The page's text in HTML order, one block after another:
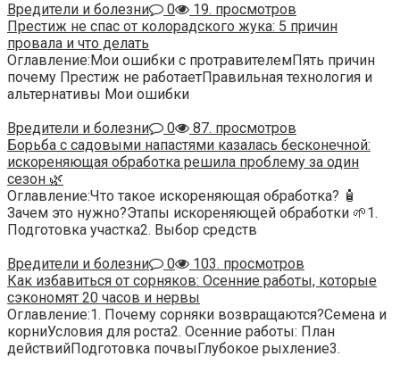
Вредители и болезни
0
19. просмотров
Престиж не спас от колорадского жука: 5 причин
провала и что делать
Оглавление:Мои ошибки с протравителемПять причин
почему Престиж не работаетПравильная технология и
альтернативы Мои ошибки
Вредители и болезни
0
87. просмотров
Борьба с садовыми напастями казалась бесконечной:
искореняющая обработка решила проблему за один
сезон 🌿
Оглавление:Что такое искореняющая обработка? 🧴
Зачем это нужно?Этапы искореняющей обработки 🌱1.
Подготовка участка2. Выбор средств
Вредители и болезни
0
103. просмотров
Как избавиться от сорняков: Осенние работы, которые
сэкономят 20 часов и нервы
Оглавление:1. Почему сорняки возвращаются?Семена и
корниУсловия для роста2. Осенние работы: План
действийПодготовка почвыГлубокое рыхление3.